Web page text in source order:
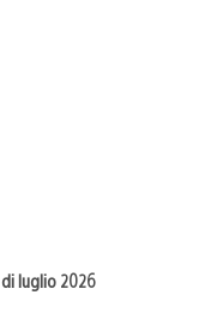
luglio 2026